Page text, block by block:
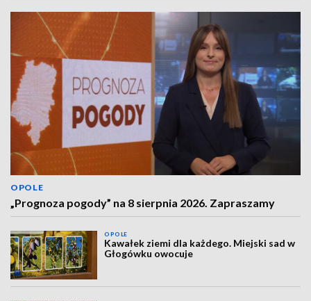
OPOLE
„Prognoza pogody” na 8 sierpnia 2026. Zapraszamy
OPOLE
Kawałek ziemi dla każdego. Miejski sad w
Głogówku owocuje